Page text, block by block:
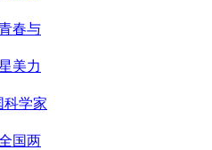
春与
美力
科学家
国两